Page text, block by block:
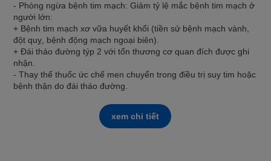
- Phòng ngừa bệnh tim mạch: Giảm tỷ lệ mắc bệnh tim mạch ở
người lớn:
+ Bệnh tim mạch xơ vữa huyết khối (tiền sử bệnh mạch vành,
đột quỵ, bệnh động mạch ngoại biên).
+ Đái tháo đường týp 2 với tổn thương cơ quan đích được ghi
nhận.
- Thay thế thuốc ức chế men chuyển trong điều trị suy tim hoặc
bệnh thận do đái tháo đường.
xem chi tiết